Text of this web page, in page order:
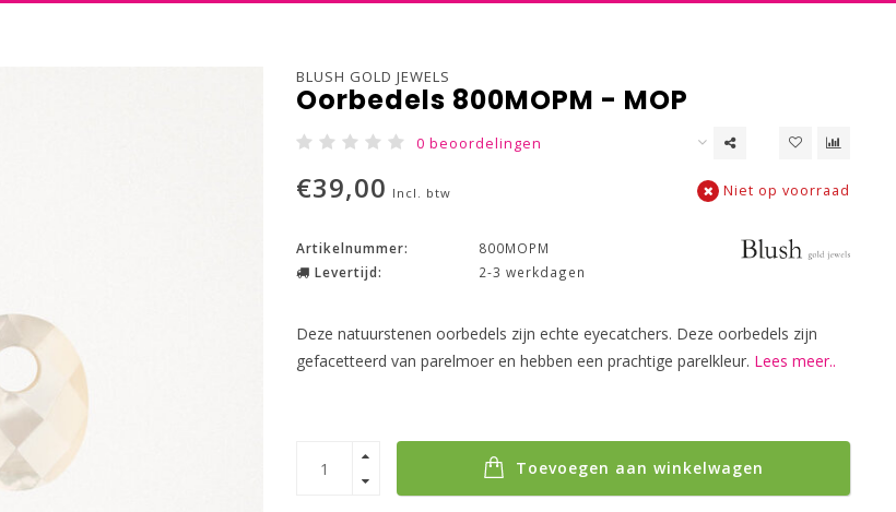
BLUSH GOLD JEWELS
Oorbedels 800MOPM - MOP
0 beoordelingen
€39,00 Incl. btw Niet op voorraad
Artikelnummer:
800MOPM
Levertijd:
2-3 werkdagen
Deze natuurstenen oorbedels zijn echte eyecatchers. Deze oorbedels zijn
gefacetteerd van parelmoer en hebben een prachtige parelkleur. Lees meer..
Toevoegen aan winkelwagen